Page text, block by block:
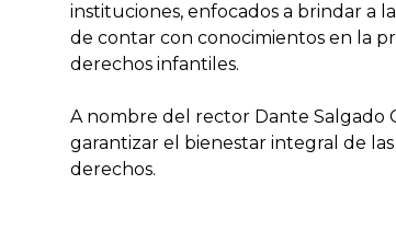
instituciones, enfocados a brindar a
de contar con conocimientos en la
derechos infantiles.
A nombre del rector Dante Salgado
garantizar el bienestar integral de
derechos.